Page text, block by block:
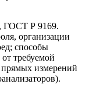
ГОСТ Р 9169.
организации
способы
от требуемой
прямых измерений